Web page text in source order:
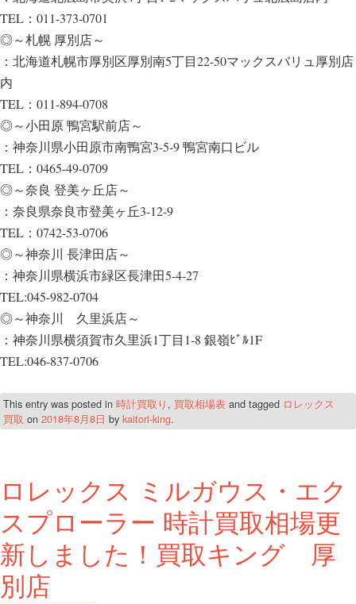
TEL：011-373-0701
◎～札幌 厚別店～
：北海道札幌市厚別区厚別南5丁目22-50マックスバリュ厚別店
内
TEL：011-894-0708
◎～小田原 鴨宮駅前店～
：神奈川県小田原市南鴨宮3-5-9 鴨宮南口ビル
TEL：0465-49-0709
◎～奈良 登美ヶ丘店～
：奈良県奈良市登美ヶ丘3-12-9
TEL：0742-53-0706
◎～神奈川 長津田店～
：神奈川県横浜市緑区長津田5-4-27
TEL:045-982-0704
◎～神奈川 久里浜店～
：神奈川県横須賀市久里浜1丁目1-8 銀嶺ﾋﾞﾙ1F
TEL:046-837-0706
This entry was posted in 時計買取り , 買取相場表 and tagged ロレックス
買取 on 2018年8月8日 bykaitori-king.
ロレックス ミルガウス・エク
スプローラー 時計買取相場更
新しました！買取キング 厚
別店